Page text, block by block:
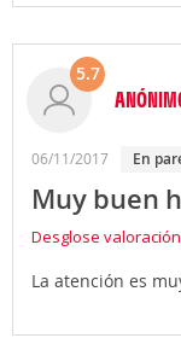
5.7
06/11/2017 en
Muy buen
Desglose valoración
La atención es